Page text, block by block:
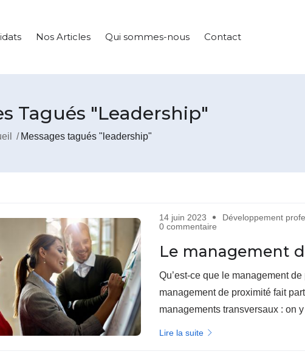
Nos Articles Qui sommes-nous Contact
Tagués "leadership"
Messages tagués "leadership"
14 juin 2023
Développement
0 commentaire
Le management
Qu’est-ce que le management
management de proximité fait
managements transversaux : on
Lire la suite